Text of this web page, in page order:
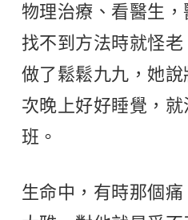
物理治療、看醫生，
找不到方法時就怪老
做了鬆鬆九九，她
次晚上好好睡覺，
班。
生命中，有時那個